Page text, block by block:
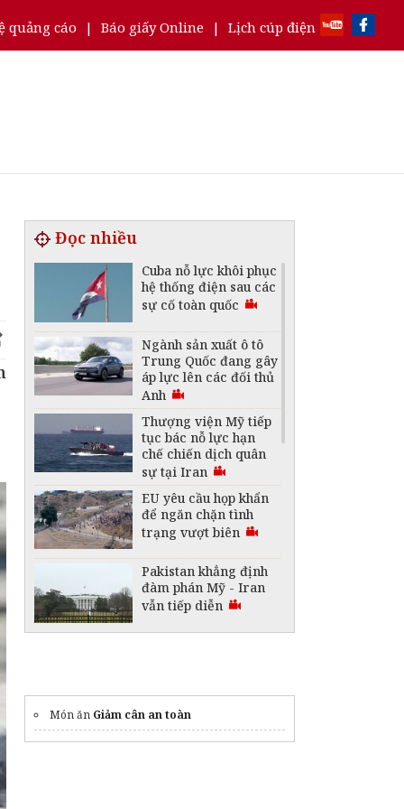
quảng cáo | Báo giấy Online | Lịch cúp điện
Đọc nhiều
Cuba nỗ lực khôi phục
hệ thống điện sau các
sự cố toàn quốc
Ngành sản xuất ô tô
Trung Quốc đang gây
áp lực lên các đối thủ
Anh
Thượng viện Mỹ tiếp
tục bác nỗ lực hạn
chế chiến dịch quân
sự tại Iran
EU yêu cầu họp khẩn
để ngăn chặn tình
trạng vượt biên
Pakistan khẳng định
đàm phán Mỹ - Iran
vẫn tiếp diễn
Món ăn Giảm cân an toàn